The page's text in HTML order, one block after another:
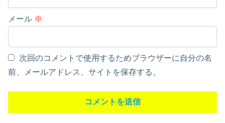
メール ※
次回のコメントで使用するためブラウザーに自分の名
前、メールアドレス、サイトを保存する。